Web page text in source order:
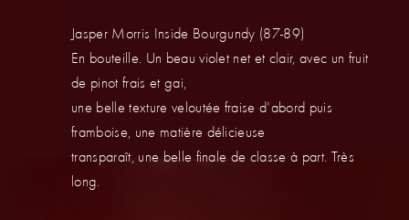
Jasper Morris Inside Bourgundy (87-89)
En bouteille. Un beau violet net et clair, avec un fruit
de pinot frais et gai,
une belle texture veloutée fraise d'abord puis
framboise, une matière délicieuse
transparaît, une belle finale de classe à part. Très
long.